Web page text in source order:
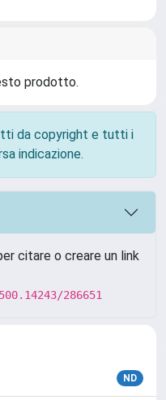
prodotto.
da copyright e tutti i
indicazione.
citare o creare un link
286651
ND